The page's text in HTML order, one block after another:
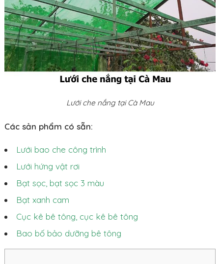
Lưới che nắng tại Cà Mau
Các sản phẩm có sẵn:
Lưới bao che công trình
Lưới hứng vật rơi
Bạt sọc, bạt sọc 3 màu
Bạt xanh cam
Cục kê bê tông, cục kê bê tông
Bao bố bảo dưỡng bê tông